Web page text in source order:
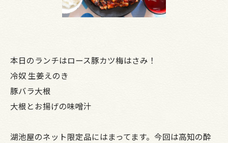
本日のランチはロース豚カツ梅はさみ！
冷奴 生姜えのき
豚バラ大根
大根とお揚げの味噌汁
湖池屋のネット限定品にはまってます。今回は高知の酔